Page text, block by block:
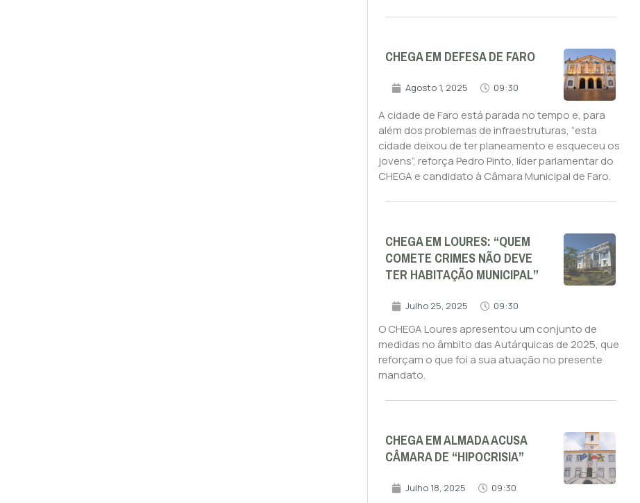
CHEGA EM DEFESA DE FARO
Agosto 1, 2025 09:30
A cidade de Faro está parada no tempo e, para
além dos problemas de infraestruturas, “esta
cidade deixou de ter planeamento e esqueceu os
jovens”, reforça Pedro Pinto, líder parlamentar do
CHEGA e candidato à Câmara Municipal de Faro.
CHEGA EM LOURES: “QUEM
COMETE CRIMES NÃO DEVE
TER HABITAÇÃO MUNICIPAL”
Julho 25, 2025 09:30
O CHEGA Loures apresentou um conjunto de
medidas no âmbito das Autárquicas de 2025, que
reforçam o que foi a sua atuação no presente
mandato.
CHEGA EM ALMADA ACUSA
CÂMARA DE “HIPOCRISIA”
Julho 18, 2025 09:30